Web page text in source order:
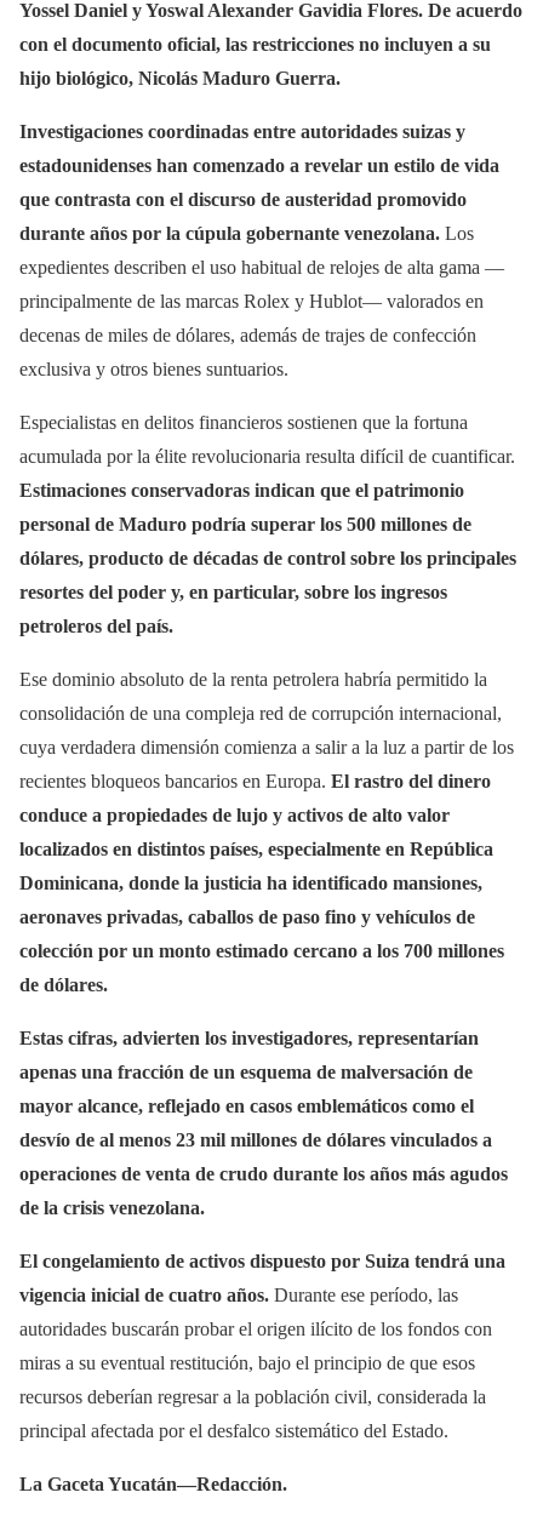
Yossel Daniel y Yoswal Alexander Gavidia Flores. De acuerdo
con el documento oficial, las restricciones no incluyen a su
hijo biológico, Nicolás Maduro Guerra.
Investigaciones coordinadas entre autoridades suizas y
estadounidenses han comenzado a revelar un estilo de vida
que contrasta con el discurso de austeridad promovido
durante años por la cúpula gobernante venezolana. Los
expedientes describen el uso habitual de relojes de alta gama —
principalmente de las marcas Rolex y Hublot— valorados en
decenas de miles de dólares, además de trajes de confección
exclusiva y otros bienes suntuarios.
Especialistas en delitos financieros sostienen que la fortuna
acumulada por la élite revolucionaria resulta difícil de cuantificar.
Estimaciones conservadoras indican que el patrimonio
personal de Maduro podría superar los 500 millones de
dólares, producto de décadas de control sobre los principales
resortes del poder y, en particular, sobre los ingresos
petroleros del país.
Ese dominio absoluto de la renta petrolera habría permitido la
consolidación de una compleja red de corrupción internacional,
cuya verdadera dimensión comienza a salir a la luz a partir de los
recientes bloqueos bancarios en Europa. El rastro del dinero
conduce a propiedades de lujo y activos de alto valor
localizados en distintos países, especialmente en República
Dominicana, donde la justicia ha identificado mansiones,
aeronaves privadas, caballos de paso fino y vehículos de
colección por un monto estimado cercano a los 700 millones
de dólares.
Estas cifras, advierten los investigadores, representarían
apenas una fracción de un esquema de malversación de
mayor alcance, reflejado en casos emblemáticos como el
desvío de al menos 23 mil millones de dólares vinculados a
operaciones de venta de crudo durante los años más agudos
de la crisis venezolana.
El congelamiento de activos dispuesto por Suiza tendrá una
vigencia inicial de cuatro años. Durante ese período, las
autoridades buscarán probar el origen ilícito de los fondos con
miras a su eventual restitución, bajo el principio de que esos
recursos deberían regresar a la población civil, considerada la
principal afectada por el desfalco sistemático del Estado.
La Gaceta Yucatán—Redacción.